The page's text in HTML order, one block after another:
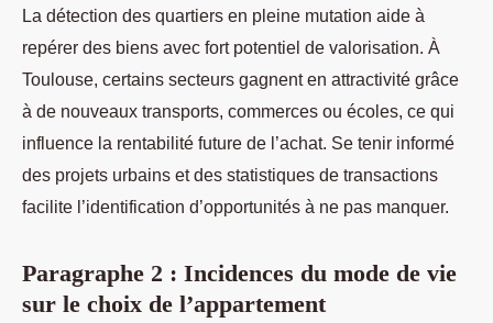
La détection des quartiers en pleine mutation aide à
repérer des biens avec fort potentiel de valorisation. À
Toulouse, certains secteurs gagnent en attractivité grâce
à de nouveaux transports, commerces ou écoles, ce qui
influence la rentabilité future de l’achat. Se tenir informé
des projets urbains et des statistiques de transactions
facilite l’identification d’opportunités à ne pas manquer.
Paragraphe 2 : Incidences du mode de vie
sur le choix de l’appartement